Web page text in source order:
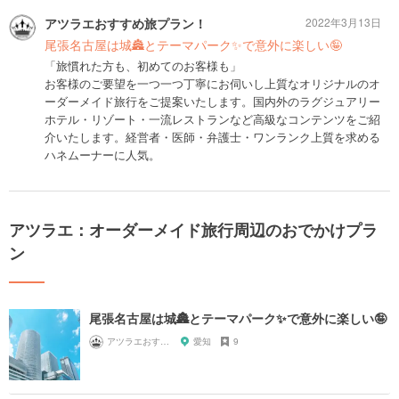
アツラエおすすめ旅プラン！
尾張名古屋は城🏯とテーマパーク✨で意外に楽しい🤪
「旅慣れた方も、初めてのお客様も」
お客様のご要望を一つ一つ丁寧にお伺いし上質なオリジナルのオ
ーダーメイド旅行をご提案いたします。国内外のラグジュアリー
ホテル・リゾート・一流レストランなど高級なコンテンツをご紹
介いたします。経営者・医師・弁護士・ワンランク上質を求める
ハネムーナーに人気。
2022年3月13日
アツラエ：オーダーメイド旅行周辺のおでかけプラ
ン
尾張名古屋は城🏯とテーマパーク✨で意外に楽しい🤪
愛知 9